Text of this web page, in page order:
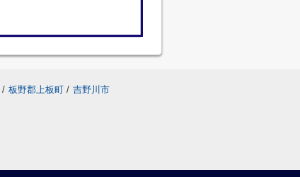
/ 板野郡上板町 / 吉野川市